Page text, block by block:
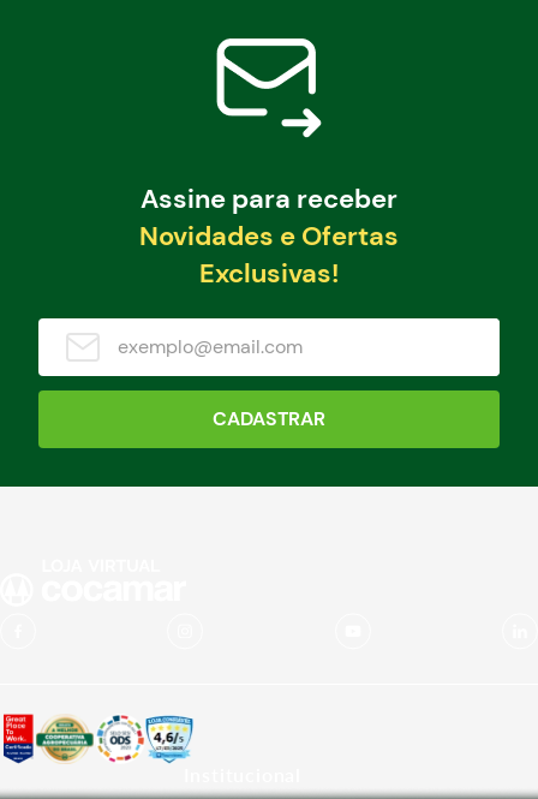
Assine para receber
Novidades e Ofertas
Exclusivas!
CADASTRAR